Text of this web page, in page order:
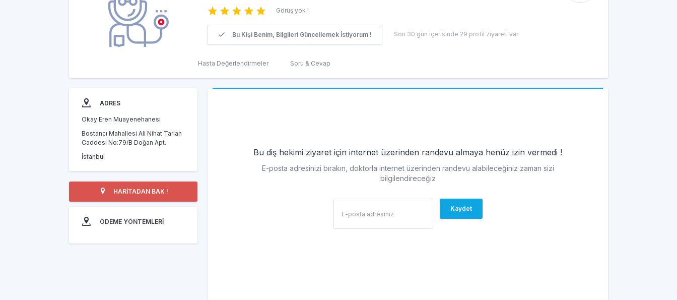
Görüş yok !
Bu Kişi Benim, Bilgileri Güncellemek İstiyorum ! Son 30 gün içerisinde 29 profil ziyareti var
Hasta Değerlendirmeler Soru & Cevap
ADRES
Okay Eren Muayenehanesi
Bostancı Mahallesi Ali Nihat Tarlan
Caddesi No:79/B Doğan Apt.
İstanbul
HARİTADAN BAK !
ÖDEME YÖNTEMLERİ
Bu diş hekimi ziyaret için internet üzerinden randevu almaya henüz izin vermedi !
E-posta adresinizi bırakın, doktorla internet üzerinden randevu alabileceğiniz zaman sizi
bilgilendireceğiz
Kaydet